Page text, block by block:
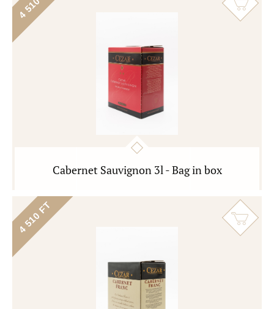
Cabernet Sauvignon 3l - Bag in box
4 510 FT